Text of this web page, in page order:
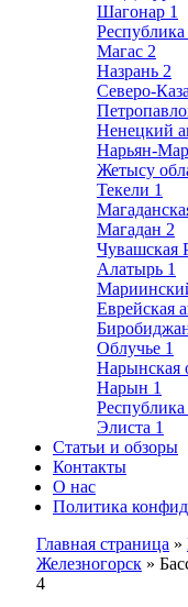
Шагонар 1
Магас 2
Назрань 2
Северо-
Ненецкий
Нарьян-Мар
Жетысу
Текели 1
Магадан 2
Чувашская
Алатырь 1
Еврейская
Облучье 1
Нарынская
Нарын 1
Элиста 1
Статьи и обзоры
Контакты
О нас
Политика
Главная страница »
Железногорск »
4